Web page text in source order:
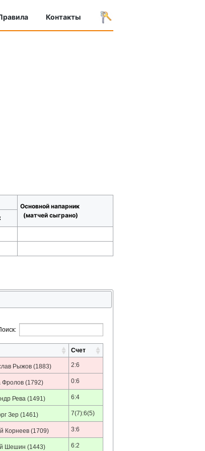
Контакты
Основной напарник
(матчей сыграно)
Счет
Рыжов(1883) 2:6
Фролов(1792) 0:6
Рева(1491) 6:4
Зер(1461) 7(7):6(5)
Корнеев(1709) 3:6
Шешин (1443) 6:2